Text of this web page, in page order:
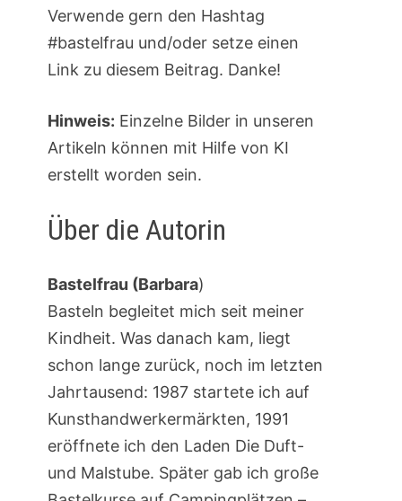
Verwende gern den Hashtag
#bastelfrau und/oder setze einen
Link zu diesem Beitrag. Danke!
Hinweis: Einzelne Bilder in unseren
Artikeln können mit Hilfe von KI
erstellt worden sein.
Über die Autorin
Bastelfrau (Barbara)
Basteln begleitet mich seit meiner
Kindheit. Was danach kam, liegt
schon lange zurück, noch im letzten
Jahrtausend: 1987 startete ich auf
Kunsthandwerkermärkten, 1991
eröffnete ich den Laden Die Duft-
und Malstube. Später gab ich große